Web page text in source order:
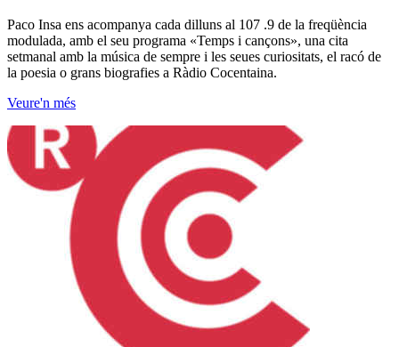
Paco Insa ens acompanya cada dilluns al 107 .9 de la freqüència
modulada, amb el seu programa «Temps i cançons», una cita
setmanal amb la música de sempre i les seues curiositats, el racó de
la poesia o grans biografies a Ràdio Cocentaina.
Veure'n més